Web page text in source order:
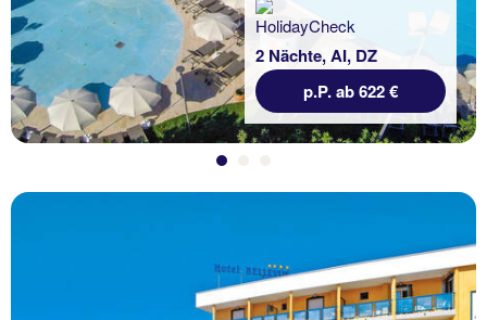
2 Nächte, AI, DZ
p.P. ab 622 €